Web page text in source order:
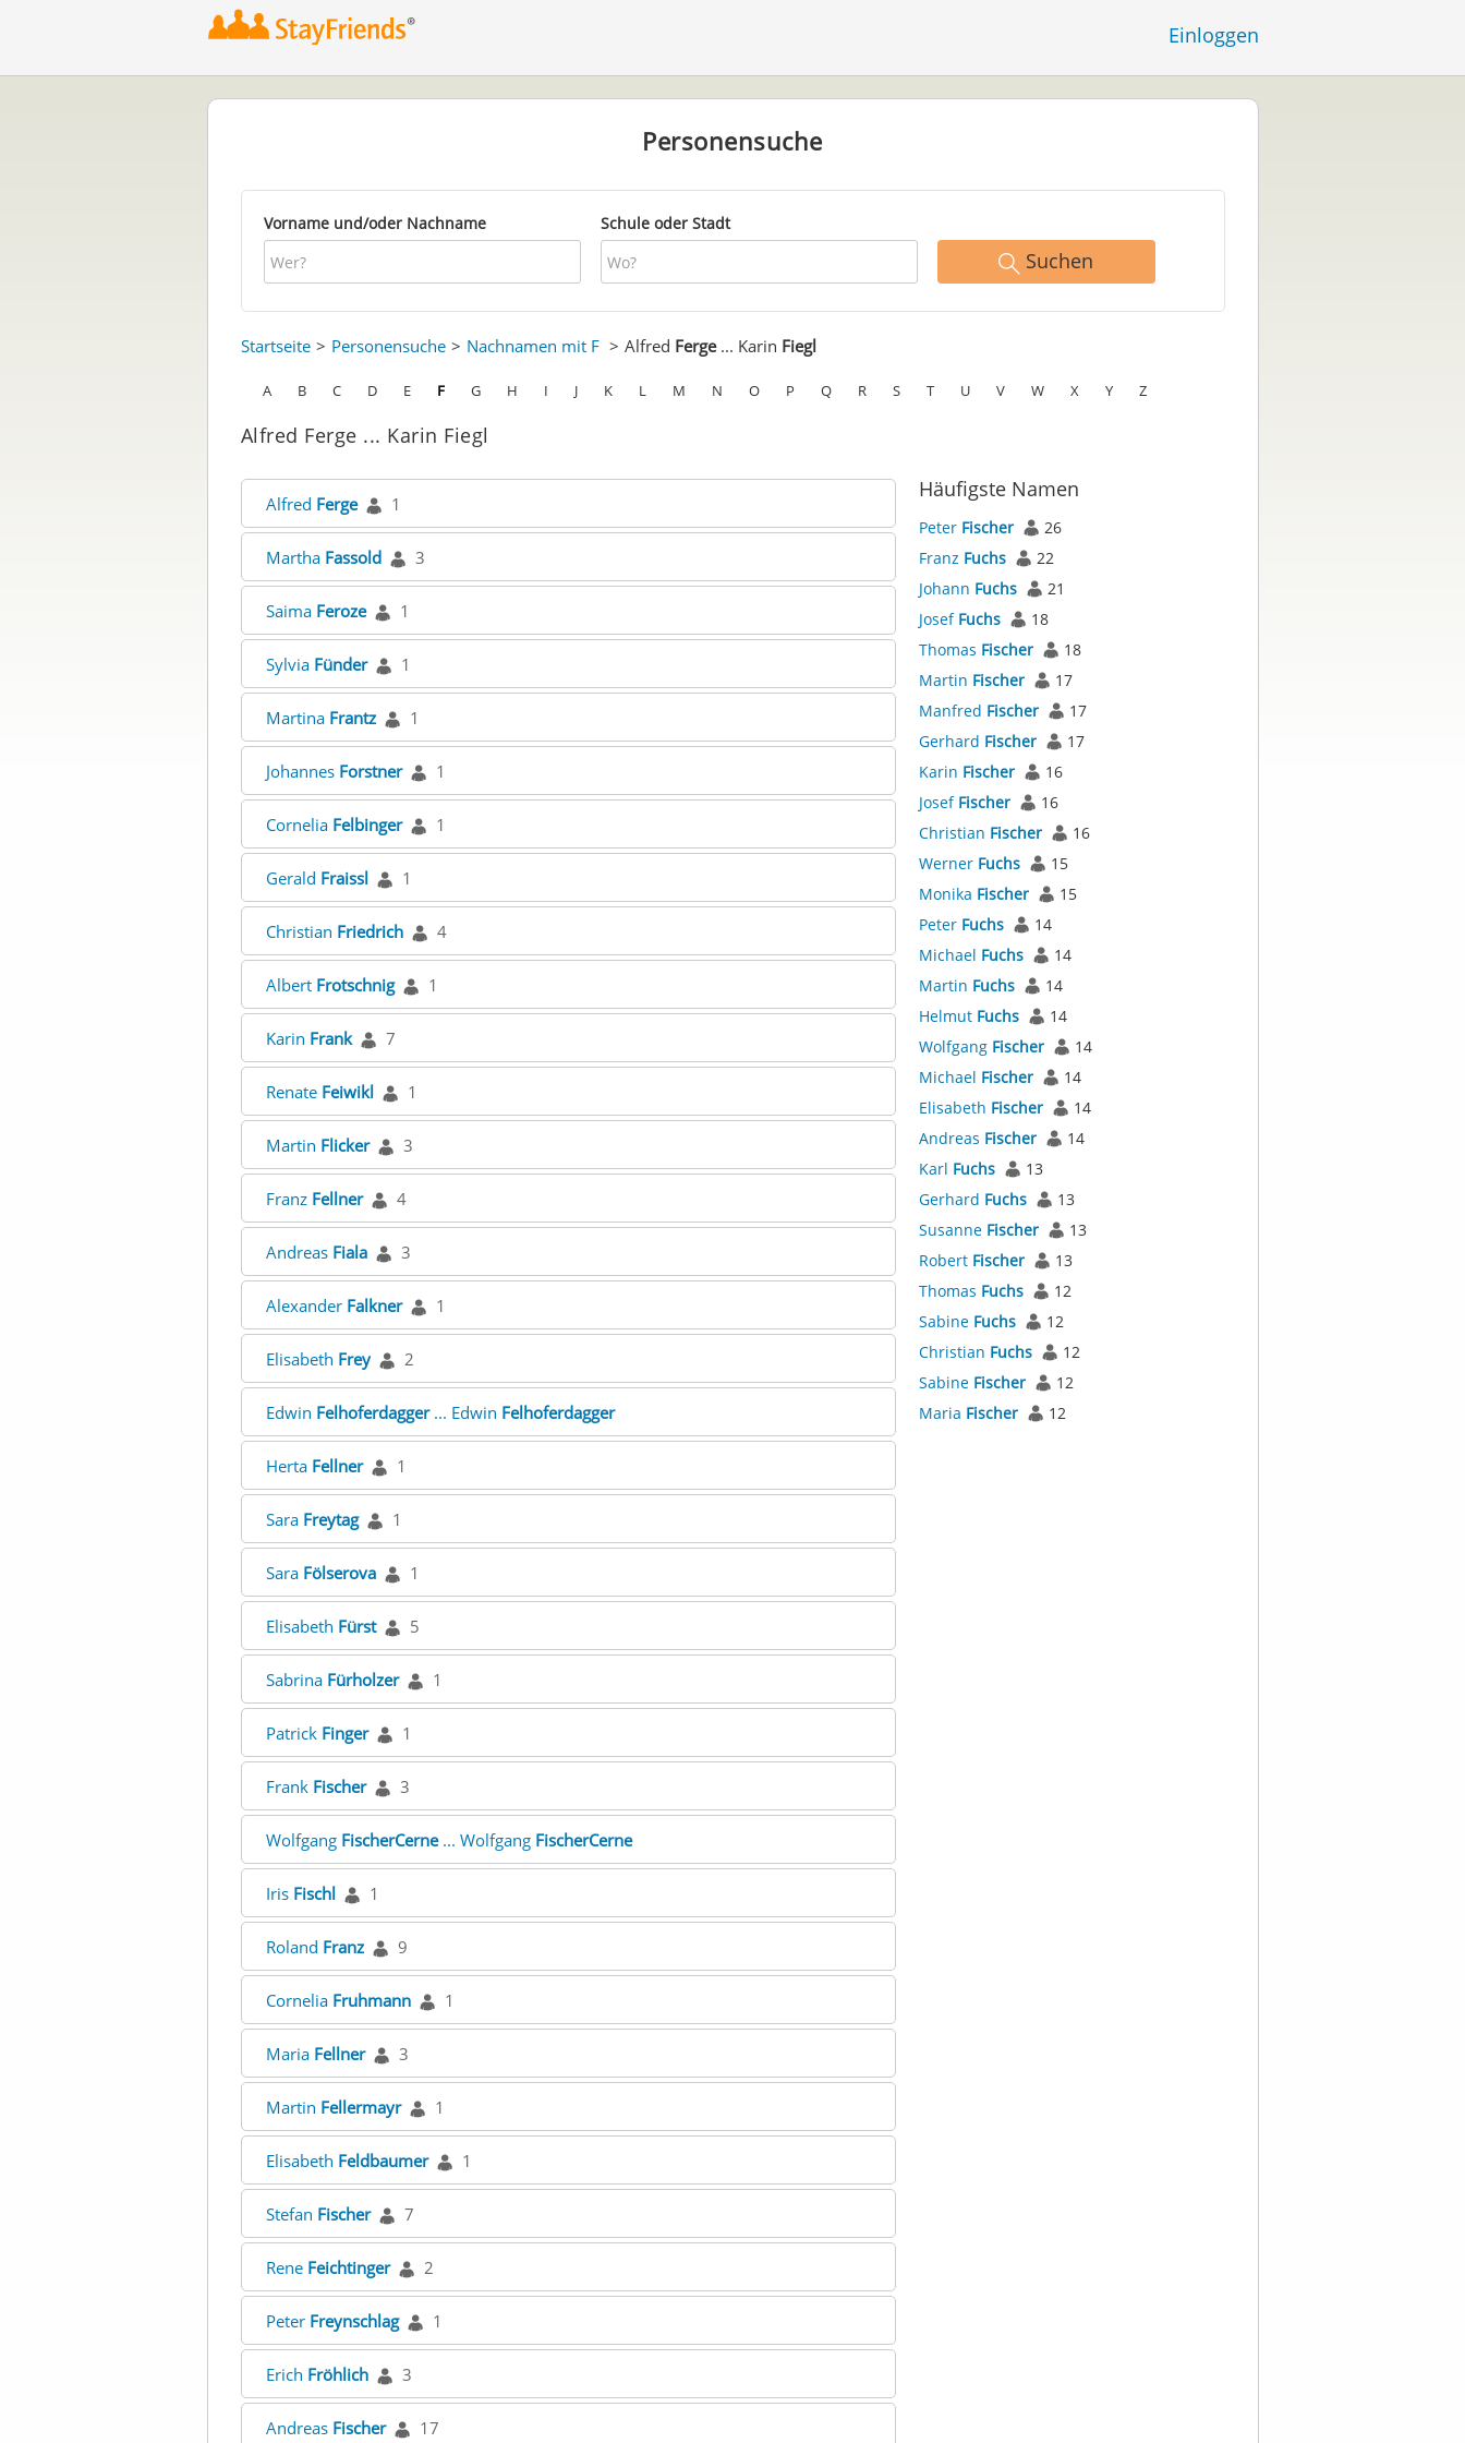
Einloggen
Personensuche
Vorname und/oder Nachname Schule oder Stadt
Suchen
Startseite Personensuche Nachnamen mit F Alfred Ferge... Karin Fiegl
A B C D E F G H I J K L M N O P Q R S T U V W X Y Z
Alfred Ferge ... Karin Fiegl
Alfred Ferge 1
Martha Fassold 3
Saima Feroze 1
Sylvia Fünder 1
Martina Frantz 1
Johannes Forstner 1
Cornelia Felbinger 1
Gerald Fraissl 1
Christian Friedrich 4
Albert Frotschnig 1
Karin Frank 7
Renate Feiwikl 1
Martin Flicker 3
Franz Fellner 4
Andreas Fiala 3
Alexander Falkner 1
Elisabeth Frey 2
Edwin Felhoferdagger... Edwin Felhoferdagger
Herta Fellner 1
Sara Freytag 1
Sara Fölserova 1
Elisabeth Fürst 5
Sabrina Fürholzer 1
Patrick Finger 1
Frank Fischer 3
Wolfgang FischerCerne... Wolfgang FischerCerne
Iris Fischl 1
Roland Franz 9
Cornelia Fruhmann 1
Maria Fellner 3
Martin Fellermayr 1
Elisabeth Feldbaumer 1
Stefan Fischer 7
Rene Feichtinger 2
Peter Freynschlag 1
Erich Fröhlich 3
Andreas Fischer 17
Häufigste Namen
Peter Fischer
26
Franz Fuchs
22
Johann Fuchs
21
Josef Fuchs
18
Thomas Fischer
18
Martin Fischer
17
Manfred Fischer
17
Gerhard Fischer
17
Karin Fischer
16
Josef Fischer
16
Christian Fischer
16
Werner Fuchs
15
Monika Fischer
15
Peter Fuchs
14
Michael Fuchs
14
Martin Fuchs
14
Helmut Fuchs
14
Wolfgang Fischer
14
Michael Fischer
14
Elisabeth Fischer
14
Andreas Fischer
14
Karl Fuchs
13
Gerhard Fuchs
13
Susanne Fischer
13
Robert Fischer
13
Thomas Fuchs
12
Sabine Fuchs
12
Christian Fuchs
12
Sabine Fischer
12
Maria Fischer 12